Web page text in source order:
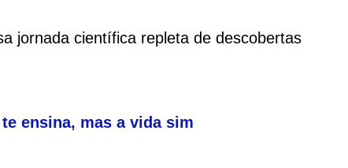
jornada científica repleta de descobertas
ensina, mas a vida sim